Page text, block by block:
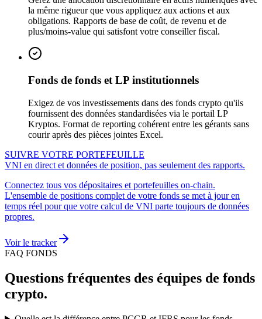
la même rigueur que vous appliquez aux actions et aux
obligations. Rapports de base de coût, de revenu et de
plus/moins-value qui satisfont votre conseiller fiscal.
Fonds de fonds et LP institutionnels
Exigez de vos investissements dans des fonds crypto qu'ils
fournissent des données standardisées via le portail LP
Kryptos. Format de reporting cohérent entre les gérants sans
courir après des pièces jointes Excel.
SUIVRE VOTRE PORTEFEUILLE
VNI en direct et données de position, pas seulement des rapports.
Connectez tous vos dépositaires et portefeuilles on-chain.
L'ensemble de positions complet de votre fonds se met à jour en
temps réel pour que votre calcul de VNI parte toujours de données
propres.
Voir le tracker
FAQ FONDS
Questions fréquentes des équipes de fonds
crypto.